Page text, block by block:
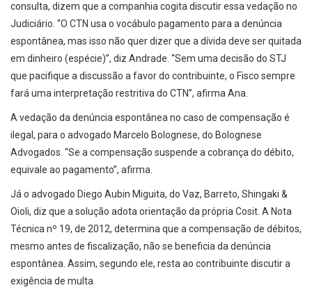
consulta, dizem que a companhia cogita discutir essa vedação no
Judiciário. “O CTN usa o vocábulo pagamento para a denúncia
espontânea, mas isso não quer dizer que a dívida deve ser quitada
em dinheiro (espécie)”, diz Andrade. “Sem uma decisão do STJ
que pacifique a discussão a favor do contribuinte, o Fisco sempre
fará uma interpretação restritiva do CTN”, afirma Ana.
A vedação da denúncia espontânea no caso de compensação é
ilegal, para o advogado Marcelo Bolognese, do Bolognese
Advogados. “Se a compensação suspende a cobrança do débito,
equivale ao pagamento”, afirma.
Já o advogado Diego Aubin Miguita, do Vaz, Barreto, Shingaki &
Oioli, diz que a solução adota orientação da própria Cosit. A Nota
Técnica nº 19, de 2012, determina que a compensação de débitos,
mesmo antes de fiscalização, não se beneficia da denúncia
espontânea. Assim, segundo ele, resta ao contribuinte discutir a
exigência de multa.